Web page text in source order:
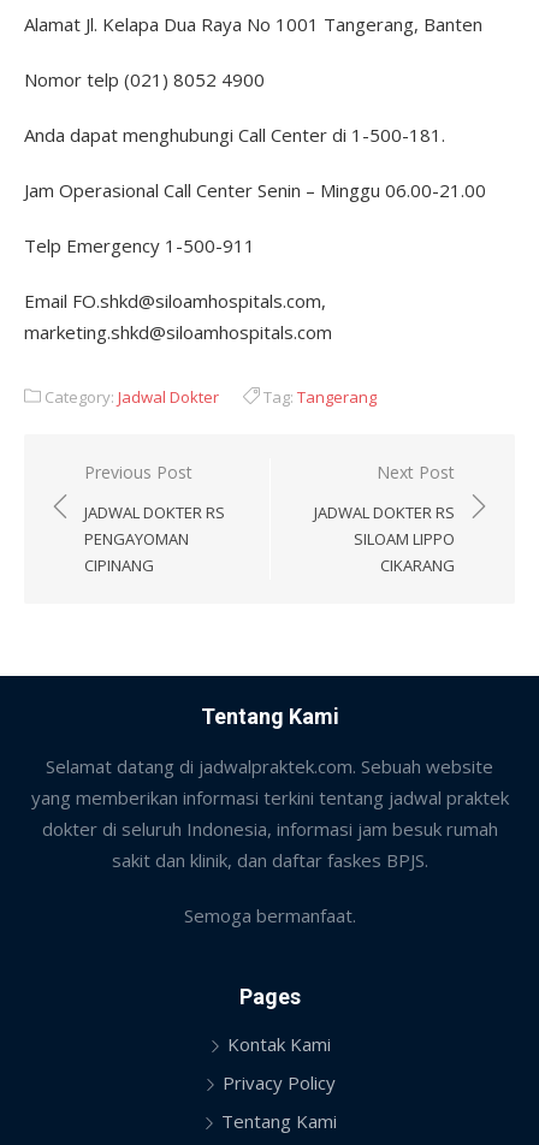
Alamat Jl. Kelapa Dua Raya No 1001 Tangerang, Banten
Nomor telp (021) 8052 4900
Anda dapat menghubungi Call Center di 1-500-181.
Jam Operasional Call Center Senin – Minggu 06.00-21.00
Telp Emergency 1-500-911
Email FO.shkd@siloamhospitals.com,
marketing.shkd@siloamhospitals.com
Category: Jadwal Dokter Tag: Tangerang
Post
navigation
Previous Post
JADWAL DOKTER RS
PENGAYOMAN
CIPINANG
Next Post
JADWAL DOKTER RS
SILOAM LIPPO
CIKARANG
Tentang Kami
Selamat datang di jadwalpraktek.com. Sebuah website
yang memberikan informasi terkini tentang jadwal praktek
dokter di seluruh Indonesia, informasi jam besuk rumah
sakit dan klinik, dan daftar faskes BPJS.
Semoga bermanfaat.
Pages
Kontak Kami
Privacy Policy
Tentang Kami